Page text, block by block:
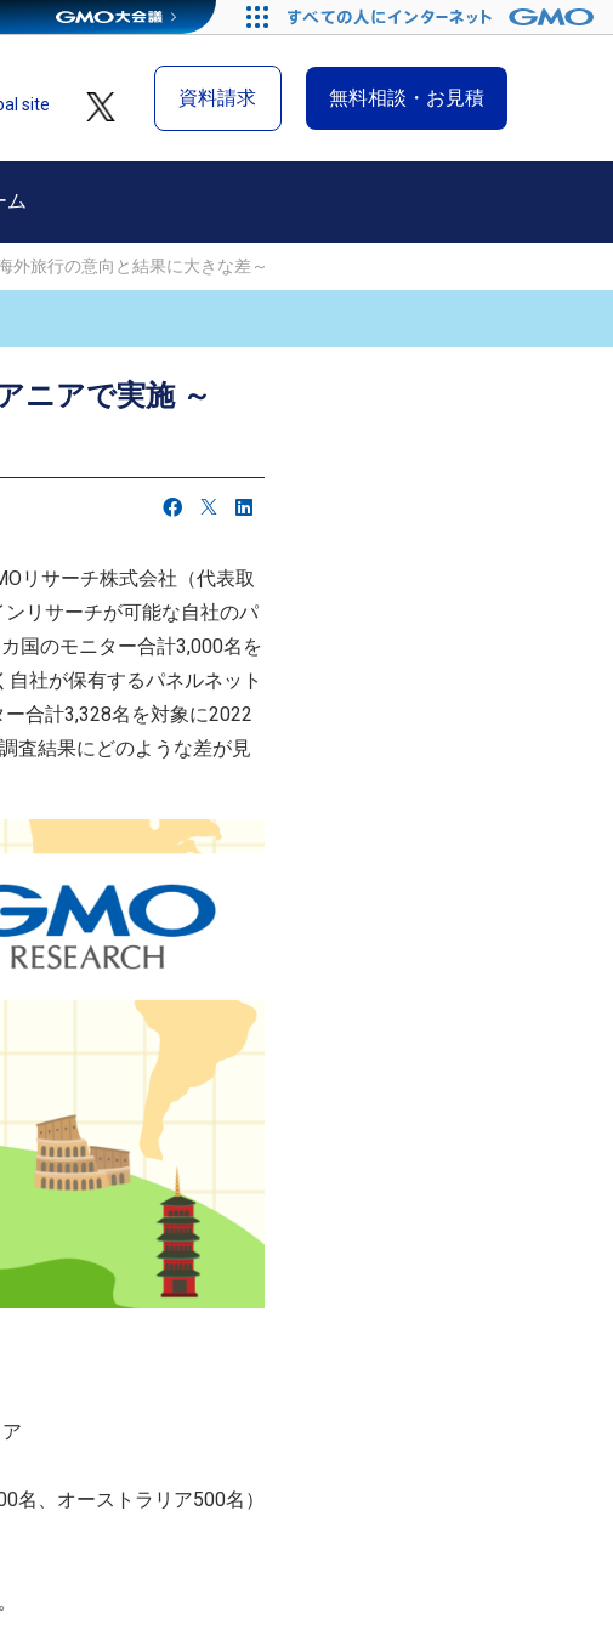
資料請求 無料相談・お見積
site
ム
外旅行の意向と結果に大きな差～
ニアで実施 ～
リサーチ株式会社（代表取
リサーチが可能な自社のパ
国のモニター合計3,000名を
社が保有するパネルネット
合計3,328名を対象に2022
査結果にどのような差が見
名、オーストラリア500名）
。